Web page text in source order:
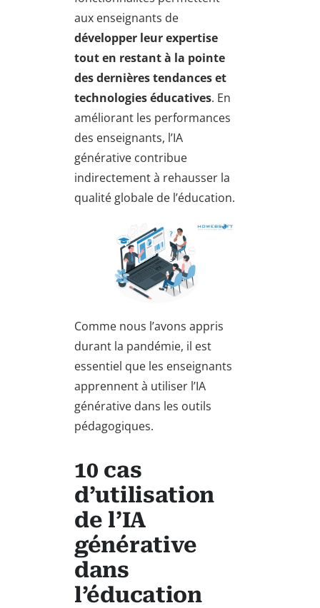
aux enseignants de
développer leur expertise
tout en restant à la pointe
des dernières tendances et
technologies éducatives. En
améliorant les performances
des enseignants, l’IA
générative contribue
indirectement à rehausser la
qualité globale de l’éducation.
Comme nous l’avons appris
durant la pandémie, il est
essentiel que les enseignants
apprennent à utiliser l’IA
générative dans les outils
pédagogiques.
10 cas
d’utilisation
de l’IA
générative
dans
l’éducation